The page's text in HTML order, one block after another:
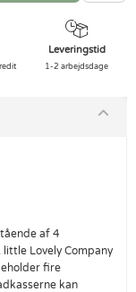
Leveringstid
1-2 arbejdsdage
af 4
Lovely Company
fire
kan